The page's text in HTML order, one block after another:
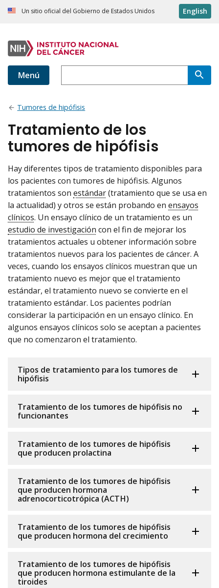
Un sitio oficial del Gobierno de Estados Unidos English
Menú
Tumores de hipófisis
Tratamiento de los
tumores de hipófisis
Hay diferentes tipos de tratamiento disponibles para
los pacientes con tumores de hipófisis. Algunos
tratamientos son estándar(tratamiento que se usa en
la actualidad) y otros se están probando en ensayos
clínicos. Un ensayo clínico de un tratamiento es un
estudio de investigación con el fin de mejorar los
tratamientos actuales u obtener información sobre
tratamientos nuevos para los pacientes de cáncer. A
veces, cuando los ensayos clínicos muestran que un
tratamiento nuevo es mejor que el tratamiento
estándar, el tratamiento nuevo se convierte en el
tratamiento estándar. Los pacientes podrían
considerar la participación en un ensayo clínico. En
algunos ensayos clínicos solo se aceptan a pacientes
que no comenzaron el tratamiento.
Tipos de tratamiento para los tumores de
hipófisis
Tratamiento de los tumores de hipófisis no
funcionantes
Tratamiento de los tumores de hipófisis
que producen prolactina
Tratamiento de los tumores de hipófisis
que producen hormona
adrenocorticotrópica (ACTH)
Tratamiento de los tumores de hipófisis
que producen hormona del crecimiento
Tratamiento de los tumores de hipófisis
que producen hormona estimulante de la
tiroides